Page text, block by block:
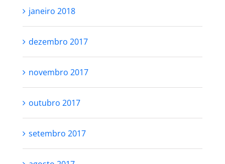
janeiro 2018
dezembro 2017
novembro 2017
outubro 2017
setembro 2017